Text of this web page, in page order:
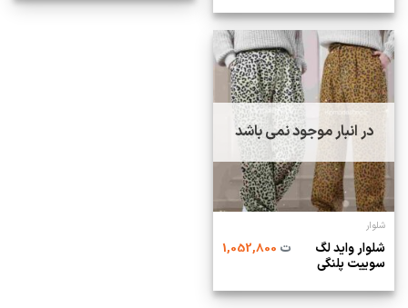
در انبار موجود نمی باشد
شلوار
شلوار واید لگ
سوییت پلنگی
ت1,052,800